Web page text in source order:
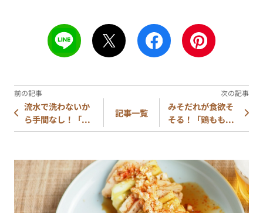
流水で洗わないか
ら手間なし！「...
記事一覧
みそだれが食欲そ
そる！「鶏もも...